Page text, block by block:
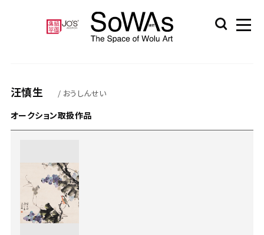
汪慎生 / おうしんせい
オークション取扱作品